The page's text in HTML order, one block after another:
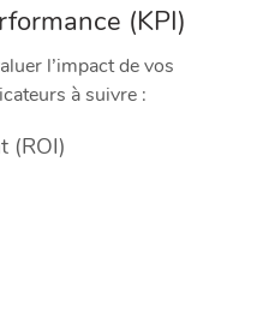
(KPI)
l’impact de vos
à suivre :
(ROI)